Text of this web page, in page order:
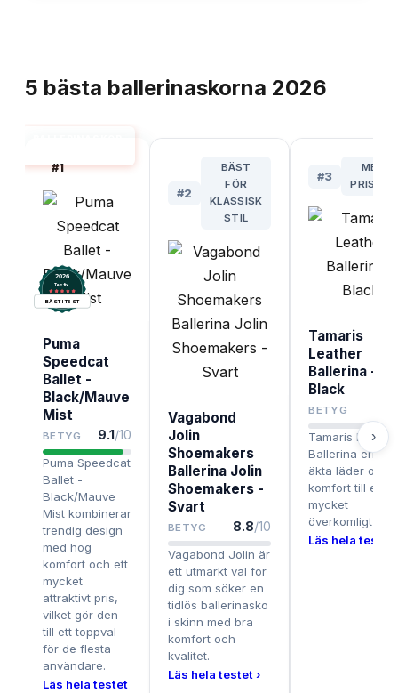
5 bästa ballerinaskorna 2026
#1
2026
Testix.
BÄST I TEST
Puma
Speedcat
Ballet -
Black/Mauve
Mist
BETYG 9.1/10
Puma Speedcat
Ballet -
Black/Mauve
Mist kombinerar
trendig design
med hög
komfort och ett
mycket
attraktivt pris,
vilket gör den
till ett toppval
för de flesta
användare.
Läs hela testet
#2
BÄST
FÖR
KLASSISK
STIL
Vagabond
Jolin
Shoemakers
Ballerina Jolin
Shoemakers -
Svart
BETYG 8.8/10
Vagabond Jolin är
ett utmärkt val för
dig som söker en
tidlös ballerinasko
i skinn med bra
komfort och
kvalitet.
Läs hela testet ›
#3
MEST
Tamaris
Leather
Ballerina -
Black
BETYG
Tamaris
Ballerina
äkta läder och
komfort till ett
mycket
överkomligt
Läs hela testet
›